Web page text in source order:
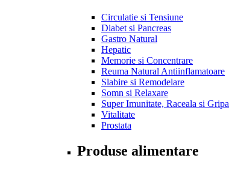
Circulatie si Tensiune
Diabet si Pancreas
Gastro Natural
Hepatic
Memorie si Concentrare
Reuma Natural Antiinflamatoare
Slabire si Remodelare
Somn si Relaxare
Super Imunitate, Raceala si Gripa
Vitalitate
Prostata
Produse alimentare